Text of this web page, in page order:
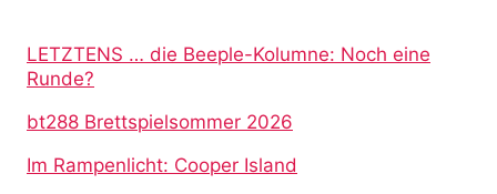
LETZTENS … die Beeple-Kolumne: Noch eine
Runde?
bt288 Brettspielsommer 2026
Im Rampenlicht: Cooper Island